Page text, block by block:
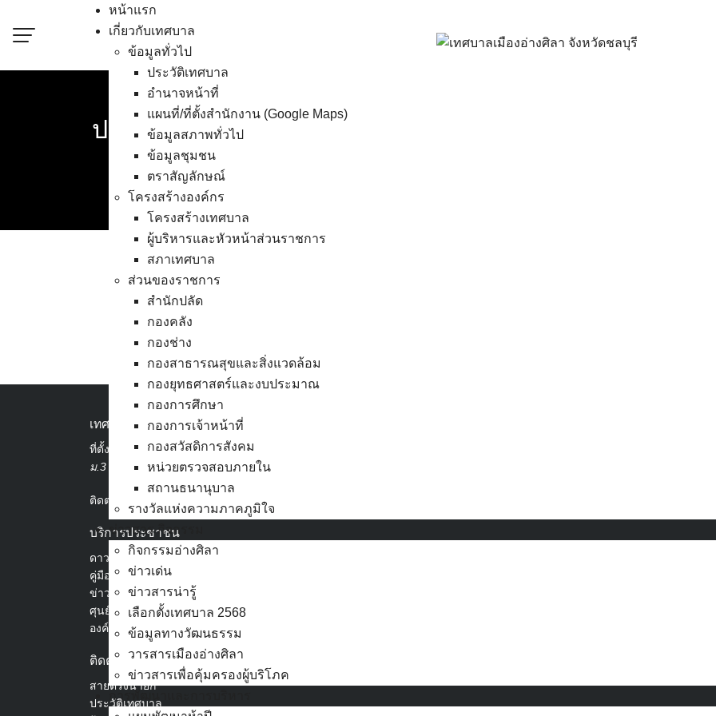
หน้าแรก
เกี่ยวกับเทศบาล
ข้อมูลทั่วไป
ประวัติเทศบาล
อำนาจหน้าที่
แผนที่/ที่ตั้งสำนักงาน (Google Maps)
ข้อมูลสภาพทั่วไป
ข้อมูลชุมชน
ตราสัญลักษณ์
โครงสร้างองค์กร
โครงสร้างเทศบาล
ผู้บริหารและหัวหน้าส่วนราชการ
สภาเทศบาล
ส่วนของราชการ
สำนักปลัด
กองคลัง
กองช่าง
กองสาธารณสุขและสิ่งแวดล้อม
กองยุทธศาสตร์และงบประมาณ
กองการศึกษา
กองการเจ้าหน้าที่
กองสวัสดิการสังคม
หน่วยตรวจสอบภายใน
สถานธนานุบาล
รางวัลแห่งความภาคภูมิใจ
ข่าวสาร กิจกรรม
กิจกรรมอ่างศิลา
ข่าวเด่น
ข่าวสารน่ารู้
เลือกตั้งเทศบาล 2568
ข้อมูลทางวัฒนธรรม
วารสารเมืองอ่างศิลา
ข่าวสารเพื่อคุ้มครองผู้บริโภค
การพัฒนาและการบริหาร
ประกาศบัญชีรายการที่ดินและสิ่งปลูกสร้าง เพิ่มเติม ประจ
เทศบาลเมืองอ่างศิลา
ที่ตั้ง :
สำนักงานเทศบาลเมืองอ่างศิลา 90/338
ม.3 ต.เสม็ด อ.เมือง จ.ชลบุรี 20000
ติดต่อ : 038-142-100-104
บริการประชาชน
ดาวน์โหลดแบบฟอร์ม, เอกสาร
คู่มือสำหรับประชาชน/คู่มือการปฏิบัติงาน
ข่าวสารน่ารู้
ศุนย์ข้อมูลข่าวสารอิเล็กทรอนิกส์
องค์ความรู้ (Knowledge Management)
ติดต่อเทศบาล
สายตรงนายก
ประวัติเทศบาล